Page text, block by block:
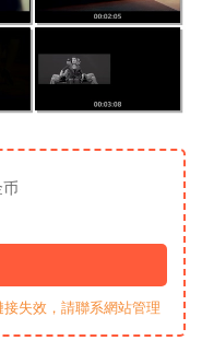
币
失效，請聯系網站管理